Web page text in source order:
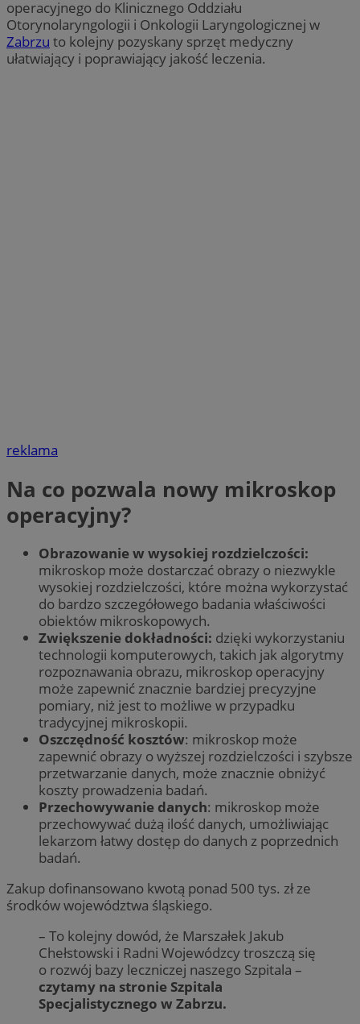
operacyjnego do Klinicznego Oddziału
Otorynolaryngologii i Onkologii Laryngologicznej w
Zabrzu to kolejny pozyskany sprzęt medyczny
ułatwiający i poprawiający jakość leczenia.
reklama
Na co pozwala nowy mikroskop
operacyjny?
Obrazowanie w wysokiej rozdzielczości:
mikroskop może dostarczać obrazy o niezwykle
wysokiej rozdzielczości, które można wykorzystać
do bardzo szczegółowego badania właściwości
obiektów mikroskopowych.
Zwiększenie dokładności: dzięki wykorzystaniu
technologii komputerowych, takich jak algorytmy
rozpoznawania obrazu, mikroskop operacyjny
może zapewnić znacznie bardziej precyzyjne
pomiary, niż jest to możliwe w przypadku
tradycyjnej mikroskopii.
Oszczędność kosztów: mikroskop może
zapewnić obrazy o wyższej rozdzielczości i szybsze
przetwarzanie danych, może znacznie obniżyć
koszty prowadzenia badań.
Przechowywanie danych: mikroskop może
przechowywać dużą ilość danych, umożliwiając
lekarzom łatwy dostęp do danych z poprzednich
badań.
Zakup dofinansowano kwotą ponad 500 tys. zł ze
środków województwa śląskiego.
– To kolejny dowód, że Marszałek Jakub
Chełstowski i Radni Wojewódzcy troszczą się
o rozwój bazy leczniczej naszego Szpitala –
czytamy na stronie Szpitala
Specjalistycznego w Zabrzu.